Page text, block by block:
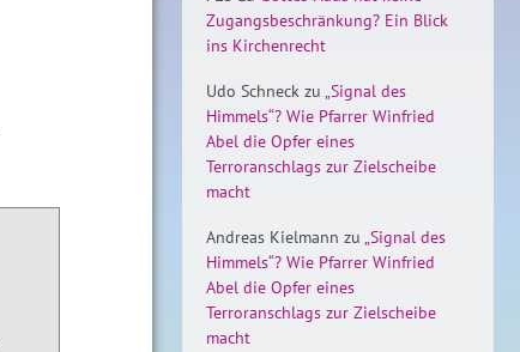
Zugangsbeschränkung? Ein Blick
ins Kirchenrecht
Udo Schneck zu „Signal des
Himmels“? Wie Pfarrer Winfried
Abel die Opfer eines
Terroranschlags zur Zielscheibe
macht
Andreas Kielmann zu „Signal des
Himmels“? Wie Pfarrer Winfried
Abel die Opfer eines
Terroranschlags zur Zielscheibe
macht